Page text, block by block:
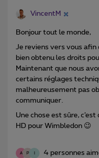
VincentM
Bonjour tout le monde,
Je reviens vers vous afin
bien obtenu les droits
Maintenant que nous
certains réglages
malheureusement pas
communiquer.
Une chose est sûre,
HD pour Wimbledon 😉
A P 4 personnes